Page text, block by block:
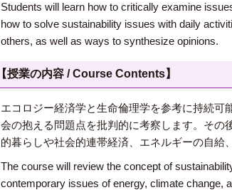
Students will learn how to critically examine
how to solve sustainability issues with daily
others, as well as ways to synthesize opinions.
【授業の内容 / Course Contents】
エコロジー経済学と生命倫理学を参考に持続
会の抱える問題点を批判的に考察します。その
的暮らしや社会的連帯経済、エネルギーの自給
The course will review the concept of
contemporary issues of energy, climate change,